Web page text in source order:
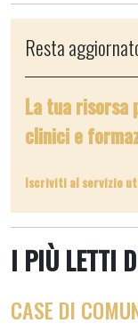
Resta
La tua risorsa
clinici e
Iscriviti al servizio
I PIÙ LETTI
CASE DI